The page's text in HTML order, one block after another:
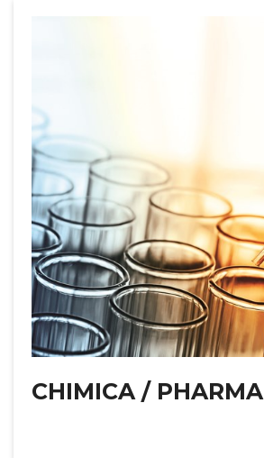
CHIMICA / PHARMA